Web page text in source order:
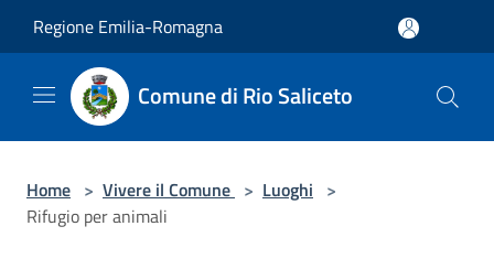
Regione Emilia-Romagna
Comune di Rio Saliceto
Home > Vivere il Comune > Luoghi >
Rifugio per animali